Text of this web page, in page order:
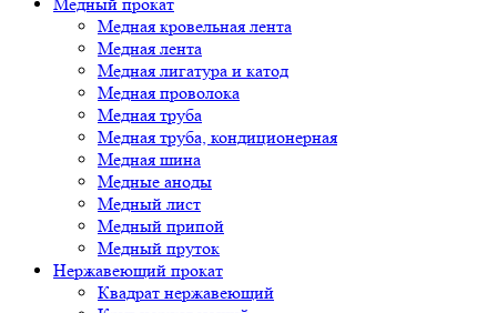
Медная кровельная лента
Медная лента
Медная лигатура и катод
Медная проволока
Медная труба
Медная труба, кондиционерная
Медная шина
Медные аноды
Медный лист
Медный припой
Медный пруток
Нержавеющий прокат
Квадрат нержавеющий